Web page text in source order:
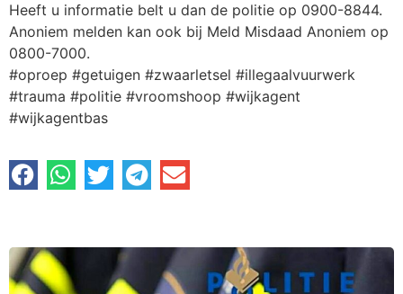
Heeft u informatie belt u dan de politie op 0900-8844.
Anoniem melden kan ook bij Meld Misdaad Anoniem op
0800-7000.
#oproep #getuigen #zwaarletsel #illegaalvuurwerk
#trauma #politie #vroomshoop #wijkagent
#wijkagentbas